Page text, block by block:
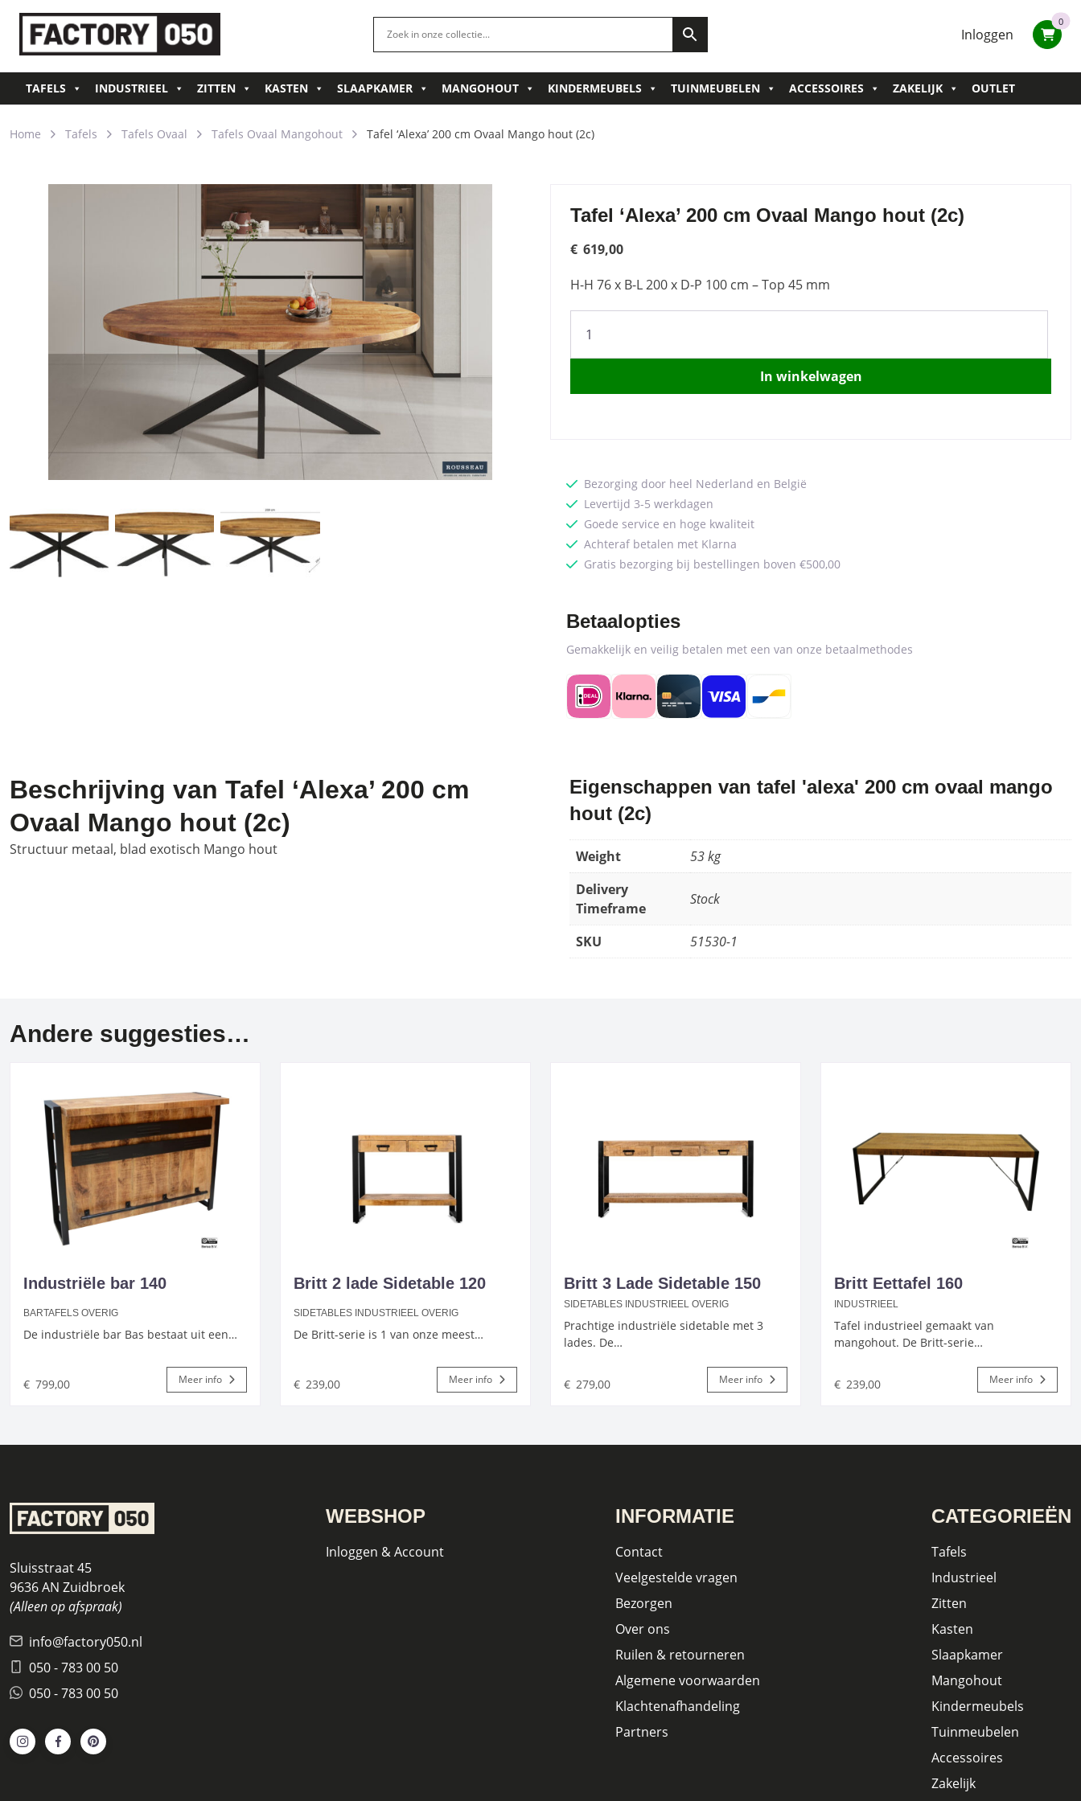
Inloggen
0
TAFELS INDUSTRIEEL ZITTEN KASTEN SLAAPKAMER MANGOHOUT KINDERMEUBELS TUINMEUBELEN ACCESSOIRES ZAKELIJK OUTLET
Home Tafels Tafels Ovaal Tafels Ovaal Mangohout Tafel ‘Alexa’ 200 cm Ovaal Mango hout (2c)
Tafel ‘Alexa’ 200 cm Ovaal Mango hout (2c)
€ 619,00
H-H 76 x B-L 200 x D-P 100 cm – Top 45 mm
'Alexa'
200
Ovaal
In winkelwagen
Bezorging door heel Nederland en België
Levertijd 3-5 werkdagen
Goede service en hoge kwaliteit
Achteraf betalen met Klarna
Gratis bezorging bij bestellingen boven €500,00
Betaalopties
Gemakkelijk en veilig betalen met een van onze betaalmethodes
Beschrijving van Tafel ‘Alexa’ 200 cm
Ovaal Mango hout (2c)
Structuur metaal, blad exotisch Mango hout
Eigenschappen van tafel 'alexa' 200 cm ovaal mango
hout (2c)
Weight
53 kg
Delivery
Timeframe
Stock
SKU 51530-1
Andere suggesties…
Industriële bar 140
BARTAFELS OVERIG
De industriële bar Bas bestaat uit een…
€ 799,00 Meer info
Britt 2 lade Sidetable 120
SIDETABLES INDUSTRIEEL OVERIG
De Britt-serie is 1 van onze meest…
€ 239,00 Meer info
Britt 3 Lade Sidetable 150
SIDETABLES INDUSTRIEEL OVERIG
Prachtige industriële sidetable met 3
lades. De…
€ 279,00 Meer info
Britt Eettafel 160
INDUSTRIEEL
Tafel industrieel gemaakt van
mangohout. De Britt-serie…
€ 239,00 Meer info
Sluisstraat 45
9636 AN Zuidbroek
(Alleen op afspraak)
info@factory050.nl
050 - 783 00 50
050 - 783 00 50
WEBSHOP
Inloggen & Account
INFORMATIE
Contact
Veelgestelde vragen
Bezorgen
Over ons
Ruilen & retourneren
Algemene voorwaarden
Klachtenafhandeling
Partners
CATEGORIEËN
Tafels
Industrieel
Zitten
Kasten
Slaapkamer
Mangohout
Kindermeubels
Tuinmeubelen
Accessoires
Zakelijk